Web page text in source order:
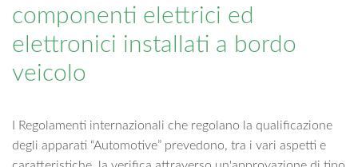
componenti elettrici ed
elettronici installati a bordo
veicolo
I Regolamenti internazionali che regolano la qualificazione
degli apparati “Automotive” prevedono, tra i vari aspetti e